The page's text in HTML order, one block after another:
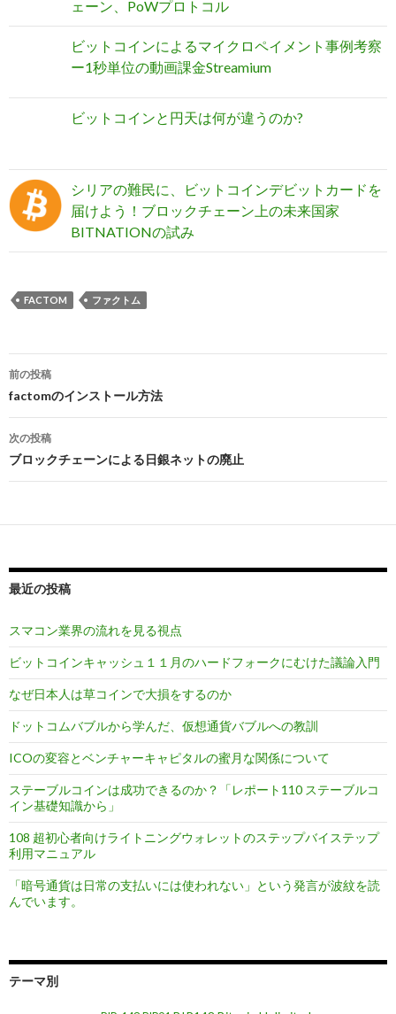
ェーン、PoWプロトコル
ビットコインによるマイクロペイメント事例考察
ー1秒単位の動画課金Streamium
ビットコインと円天は何が違うのか?
シリアの難民に、ビットコインデビットカードを
届けよう！ブロックチェーン上の未来国家
BITNATIONの試み
FACTOM ファクトム
投
稿
ナ
ゲ
シ
ン
前の投稿
factomのインストール方法
次の投稿
ブロックチェーンによる日銀ネットの廃止
最近の投稿
スマコン業界の流れを見る視点
ビットコインキャッシュ１１月のハードフォークにむけた議論入門
なぜ日本人は草コインで大損をするのか
ドットコムバブルから学んだ、仮想通貨バブルへの教訓
ICOの変容とベンチャーキャピタルの蜜月な関係について
ステーブルコインは成功できるのか？「レポート110 ステーブルコ
イン基礎知識から」
108 超初心者向けライトニングウォレットのステップバイステップ
利用マニュアル
「暗号通貨は日常の支払いには使われない」という発言が波紋を読
んでいます。
テーマ別